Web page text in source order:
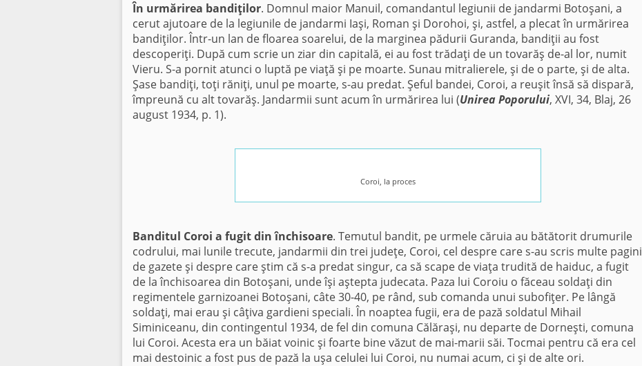
În urmărirea bandiţilor. Domnul maior Manuil, comandantul legiunii de jandarmi Botoşani, a
cerut ajutoare de la legiunile de jandarmi Iaşi, Roman şi Dorohoi, şi, astfel, a plecat în urmărirea
bandiţilor. Într-un lan de floarea soarelui, de la marginea pădurii Guranda, bandiţii au fost
descoperiţi. După cum scrie un ziar din capitală, ei au fost trădaţi de un tovarăş de-al lor, numit
Vieru. S-a pornit atunci o luptă pe viaţă şi pe moarte. Sunau mitralierele, şi de o parte, şi de alta.
Şase bandiţi, toţi răniţi, unul pe moarte, s-au predat. Şeful bandei, Coroi, a reuşit însă să dispară,
împreună cu alt tovarăş. Jandarmii sunt acum în urmărirea lui (Unirea Poporului, XVI, 34, Blaj, 26
august 1934, p. 1).
Coroi, la proces
Banditul Coroi a fugit din închisoare. Temutul bandit, pe urmele căruia au bătătorit drumurile
codrului, mai lunile trecute, jandarmii din trei judeţe, Coroi, cel despre care s-au scris multe pagini
de gazete şi despre care ştim că s-a predat singur, ca să scape de viaţa trudită de haiduc, a fugit
de la închisoarea din Botoşani, unde îşi aştepta judecata. Paza lui Coroiu o făceau soldaţi din
regimentele garnizoanei Botoşani, câte 30-40, pe rând, sub comanda unui subofiţer. Pe lângă
soldaţi, mai erau şi câţiva gardieni speciali. În noaptea fugii, era de pază soldatul Mihail
Siminiceanu, din contingentul 1934, de fel din comuna Călăraşi, nu departe de Dorneşti, comuna
lui Coroi. Acesta era un băiat voinic şi foarte bine văzut de mai-marii săi. Tocmai pentru că era cel
mai destoinic a fost pus de pază la uşa celulei lui Coroi, nu numai acum, ci şi de alte ori.